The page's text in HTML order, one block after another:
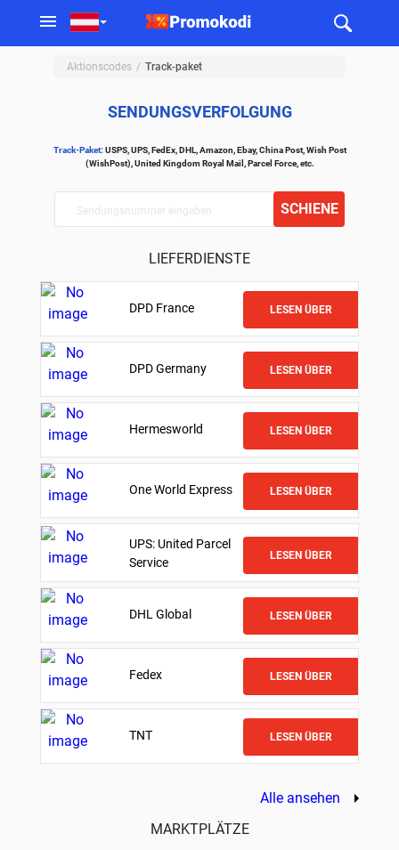
Aktionscodes Track-paket
SENDUNGSVERFOLGUNG
Track-Paket: USPS, UPS, FedEx, DHL, Amazon, Ebay, China Post, Wish Post
(WishPost), United Kingdom Royal Mail, Parcel Force, etc.
SCHIENE
LIEFERDIENSTE
DPD France LESEN ÜBER
DPD Germany LESEN ÜBER
Hermesworld LESEN ÜBER
One World Express LESEN ÜBER
UPS: United Parcel
Service
LESEN ÜBER
DHL Global LESEN ÜBER
Fedex LESEN ÜBER
TNT LESEN ÜBER
Alle ansehen
MARKTPLÄTZE